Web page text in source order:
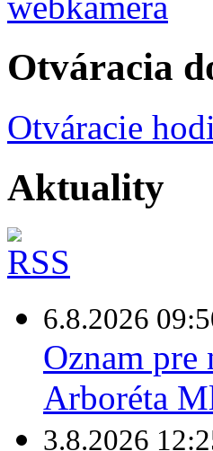
Otváracia
Otváracie
Aktuality
6.8.2026
Oznam
Arboréta
3.8.2026